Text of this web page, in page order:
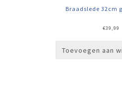
Braadslede 32cm
€39,99
Toevoegen aan